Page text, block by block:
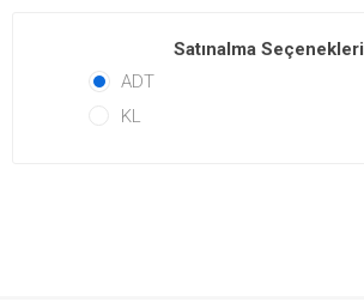
Satınalma Seçenekleri
ADT
KL